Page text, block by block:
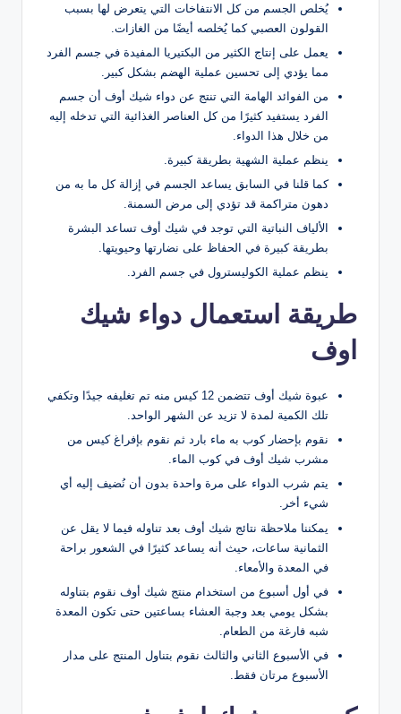
يُخلص الجسم من كل الانتفاخات التي يتعرض لها بسبب
القولون العصبي كما يُخلصه أيضًا من الغازات.
يعمل على إنتاج الكثير من البكتيريا المفيدة في جسم الفرد
مما يؤدي إلى تحسين عملية الهضم بشكل كبير.
من الفوائد الهامة التي تنتج عن دواء شيك أوف أن جسم
الفرد يستفيد كثيرًا من كل العناصر الغذائية التي تدخله إليه
من خلال هذا الدواء.
ينظم عملية الشهية بطريقة كبيرة.
كما قلنا في السابق يساعد الجسم في إزالة كل ما به من
دهون متراكمة قد تؤدي إلى مرض السمنة.
الألياف النباتية التي توجد في شيك أوف تساعد البشرة
بطريقة كبيرة في الحفاظ على نضارتها وحيويتها.
ينظم عملية الكوليسترول في جسم الفرد.
طريقة استعمال دواء شيك
اوف
عبوة شيك أوف تتضمن 12 كيس منه تم تغليفه جيدًا وتكفي
تلك الكمية لمدة لا تزيد عن الشهر الواحد.
نقوم بإحضار كوب به ماء بارد ثم نقوم بإفراغ كيس من
مشرب شيك أوف في كوب الماء.
يتم شرب الدواء على مرة واحدة بدون أن نُضيف إليه أي
شيء أخر.
يمكننا ملاحظة نتائج شيك أوف بعد تناوله فيما لا يقل عن
الثمانية ساعات، حيث أنه يساعد كثيرًا في الشعور براحة
في المعدة والأمعاء.
في أول أسبوع من استخدام منتج شيك أوف نقوم بتناوله
بشكل يومي بعد وجبة العشاء بساعتين حتى تكون المعدة
شبه فارغة من الطعام.
في الأسبوع الثاني والثالث نقوم بتناول المنتج على مدار
الأسبوع مرتان فقط.